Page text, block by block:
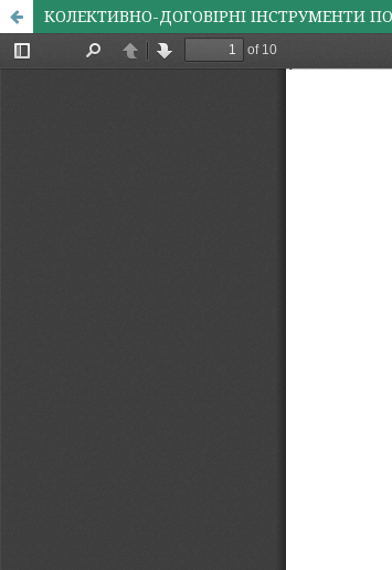
КОЛЕКТИВНО-ДОГОВІРНІ ІНСТРУМЕНТИ